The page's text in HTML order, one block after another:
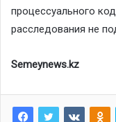
процессуального
расследования не
Semeynews.kz